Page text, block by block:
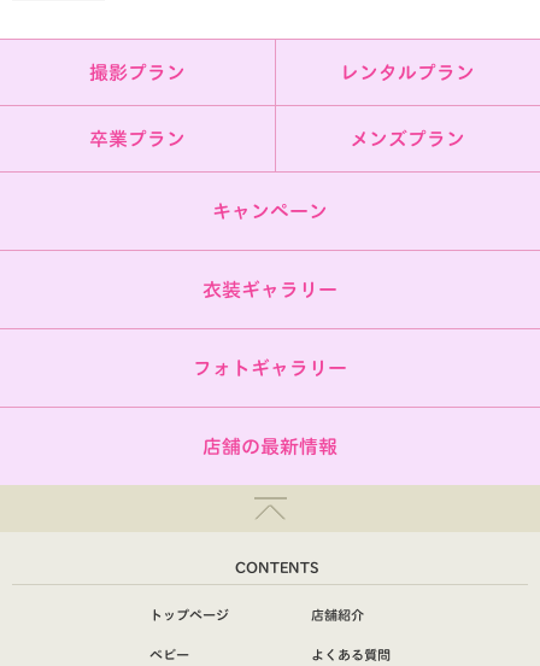
撮影プラン レンタルプラン
卒業プラン メンズプラン
キャンペーン
衣装ギャラリー
フォトギャラリー
店舗の最新情報
CONTENTS
トップページ
ベビー
店舗紹介
よくある質問